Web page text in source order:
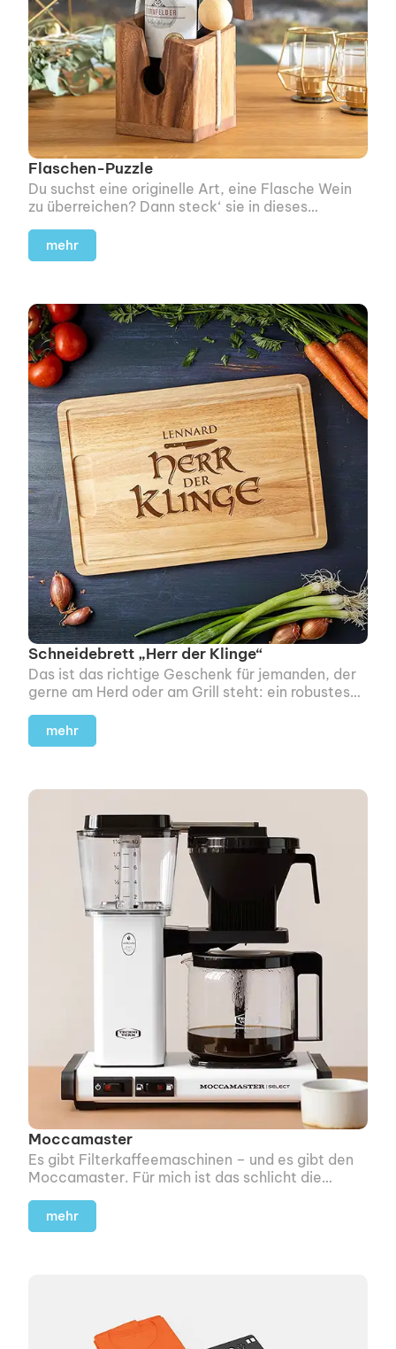
Flaschen-Puzzle
Du suchst eine originelle Art, eine Flasche Wein
zu überreichen? Dann steck‘ sie in dieses
Herausforderung gleich mit.
mehr
Schneidebrett „Herr der Klinge“
Das ist das richtige Geschenk für jemanden, der
gerne am Herd oder am Grill steht: ein robustes
mehr
Moccamaster
Es gibt Filterkaffee­maschinen – und es gibt den
Moccamaster. Für mich ist das schlicht die
mehr